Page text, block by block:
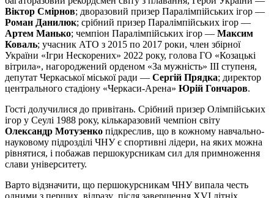
Віктор Смірнов; дворазовий призер Паралімпійських ігор —
Роман Данилюк; срібний призер Паралімпійських ігор —
Артем Манько; чемпіон Паралімпійських ігор — Максим
Коваль; учасник АТО з 2015 по 2017 роки, член збірної
України «Ігри Нескорених» 2022 року, голова ГО «Козацькі
вітрила», нагороджений орденом «За мужність» ІІІ ступеня,
депутат Черкаської міської ради — Сергій Прядка; директор
центрального стадіону «Черкаси-Арена» Юрій Гончаров.
Гості долучилися до привітань. Срібний призер Олімпійських
ігор у Сеулі 1988 року, кількаразовий чемпіон світу
Олександр Мотузенко підкреслив, що в кожному навчально-
науковому підрозділі ЧНУ є спортивні лідери, на яких можна
рівнятися, і побажав першокурсникам сил для примноження
слави університету.
Варто відзначити, що першокурсникам ЧНУ випала честь
одними з перших, відразу після завершення XVI літніх